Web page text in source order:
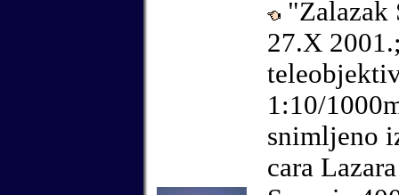
"Zalazak
27.X
1:10/
snimljeno
cara